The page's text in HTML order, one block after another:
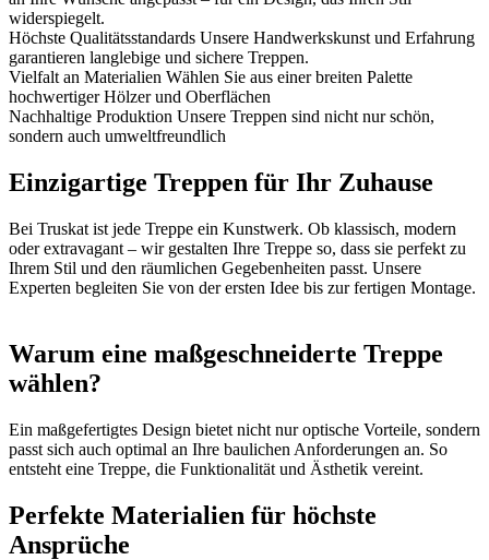
widerspiegelt.
Höchste Qualitätsstandards Unsere Handwerkskunst und Erfahrung
garantieren langlebige und sichere Treppen.
Vielfalt an Materialien Wählen Sie aus einer breiten Palette
hochwertiger Hölzer und Oberflächen
Nachhaltige Produktion Unsere Treppen sind nicht nur schön,
sondern auch umweltfreundlich
Einzigartige Treppen für Ihr Zuhause
Bei Truskat ist jede Treppe ein Kunstwerk. Ob klassisch, modern
oder extravagant – wir gestalten Ihre Treppe so, dass sie perfekt zu
Ihrem Stil und den räumlichen Gegebenheiten passt. Unsere
Experten begleiten Sie von der ersten Idee bis zur fertigen Montage.
Warum eine maßgeschneiderte Treppe
wählen?
Ein maßgefertigtes Design bietet nicht nur optische Vorteile, sondern
passt sich auch optimal an Ihre baulichen Anforderungen an. So
entsteht eine Treppe, die Funktionalität und Ästhetik vereint.
Perfekte Materialien für höchste
Ansprüche